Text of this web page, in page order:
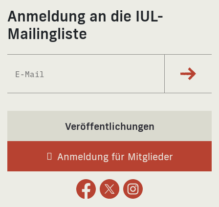
Anmeldung an die IUL-
Mailingliste
Per E-
Veröffentlichungen
Anmeldung für Mitglieder